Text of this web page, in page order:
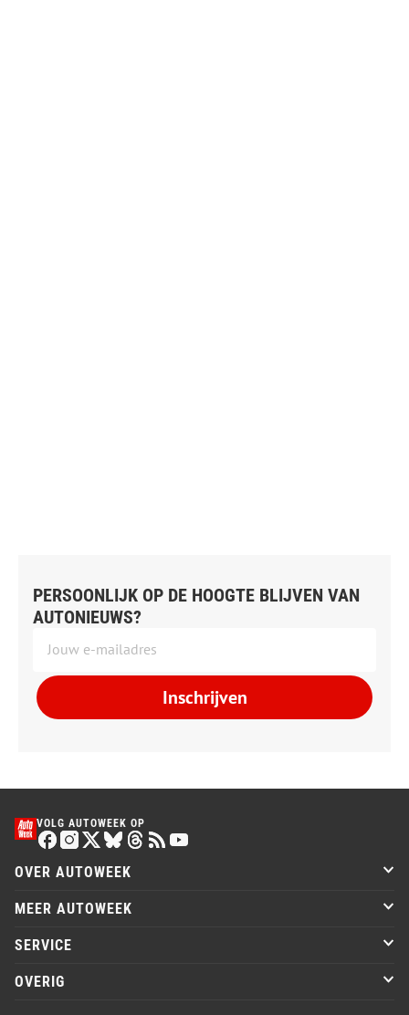
PERSOONLIJK OP DE HOOGTE BLIJVEN VAN
AUTONIEUWS?
Inschrijven
VOLG AUTOWEEK OP
OVER AUTOWEEK
MEER AUTOWEEK
SERVICE
OVERIG